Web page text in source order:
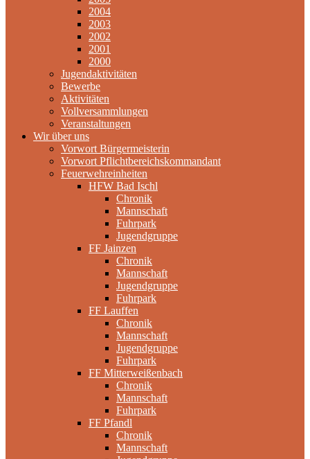
2004
2003
2002
2001
2000
Jugendaktivitäten
Bewerbe
Aktivitäten
Vollversammlungen
Veranstaltungen
Wir über uns
Vorwort Bürgermeisterin
Vorwort Pflichtbereichskommandant
Feuerwehreinheiten
HFW Bad Ischl
Chronik
Mannschaft
Fuhrpark
Jugendgruppe
FF Jainzen
Chronik
Mannschaft
Jugendgruppe
Fuhrpark
FF Lauffen
Chronik
Mannschaft
Jugendgruppe
Fuhrpark
FF Mitterweißenbach
Chronik
Mannschaft
Fuhrpark
FF Pfandl
Chronik
Mannschaft